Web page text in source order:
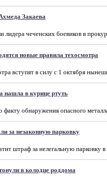
Закаева
лидера чеченских боевиков в
новые правила техосмотра
вступят в силу с 1 октября
нашла в курице ртуть
факту обнаружения опасного
за незаконную парковку
штраф за нелегальную парковку
в колодце роддома